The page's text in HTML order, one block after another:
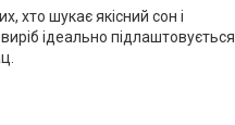
хто шукає якісний сон і
ідеально підлаштовується